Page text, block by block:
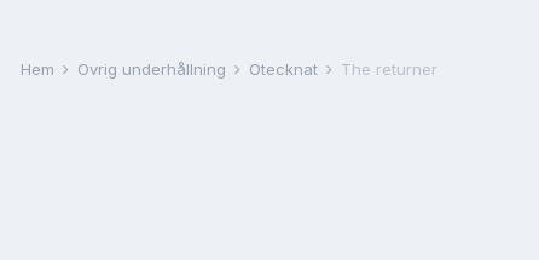
Hem Övrig underhållning Otecknat The returner